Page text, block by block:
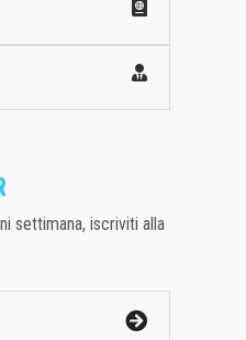
settimana, iscriviti alla